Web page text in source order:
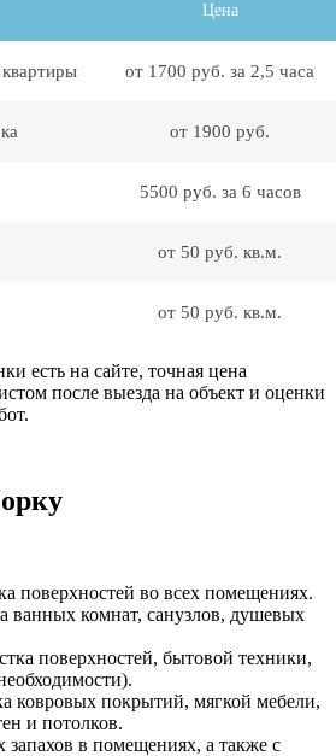
Цена
от 1700 руб. за 2,5 часа
от 1900 руб.
5500 руб. за 6 часов
от 50 руб. кв.м.
от 50 руб. кв.м.
есть на сайте, точная цена
после выезда на объект и оценки
поверхностей во всех помещениях.
ванных комнат, санузлов, душевых
поверхностей, бытовой техники,
ковровых покрытий, мягкой мебели,
и потолков.
запахов в помещениях, а также с